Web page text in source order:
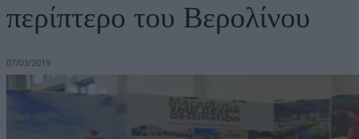
περίπτερο του Βερολίνου
07/03/2019